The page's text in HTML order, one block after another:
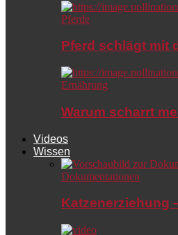
Pferde
Pferd schlägt mit
Ernährung
Warum scharrt
Videos
Wissen
Dokumentationen
Katzenerziehung